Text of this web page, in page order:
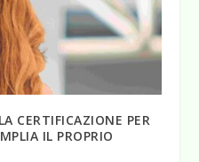
CERTIFICAZIONE PER
IL PROPRIO